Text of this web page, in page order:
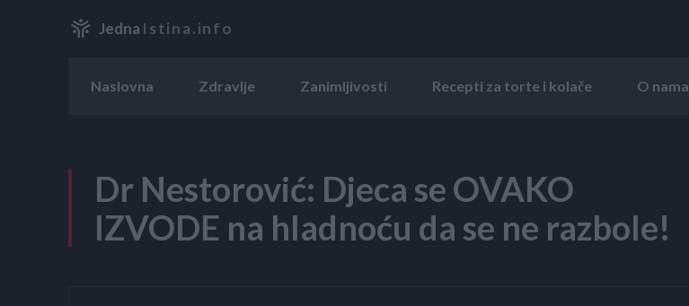
Jedna Istina.info
Naslovna Zdravlje Zanimljivosti Recepti za torte i kolače O nama
Dr Nestorović: Djeca se OVAKO
IZVODE na hladnoću da se ne razbole!